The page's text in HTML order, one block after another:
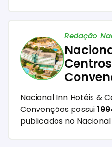
Redação
Nacional Inn Hotéis &
Convenções possui
publicados no Nacional